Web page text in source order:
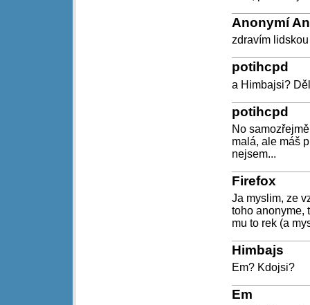
Anonymí
zdravím
potihcpd
a Himbajsi?
potihcpd
No
malá, ale máš
nejsem...
Firefox
Ja myslim, ze
toho anonyme,
mu to rek (a
Himbajs
Em? Kdojsi?
Em